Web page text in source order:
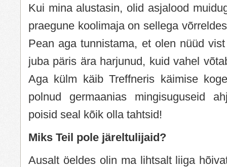
Kui mina alustasin, olid asjalood
praegune koolimaja on sellega
Pean aga tunnistama, et olen nüüd
juba päris ära harjunud, kuid vahel
Aga külm käib Treffneris käimise
polnud germaanias mingisuguseid
poisid seal kõik olla tahtsid!
Miks Teil pole järeltulijaid?
Ausalt öeldes olin ma lihtsalt liiga